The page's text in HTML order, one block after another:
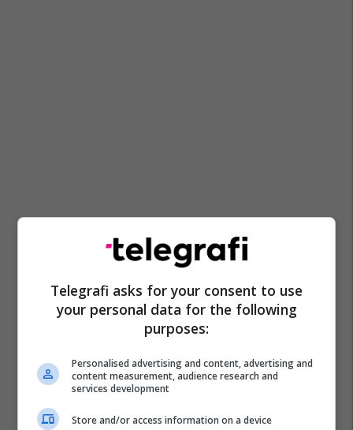
Telegrafi asks for your consent to use
your personal data for the following
purposes:
Personalised advertising and content, advertising and
content measurement, audience research and
services development
Store and/or access information on a device